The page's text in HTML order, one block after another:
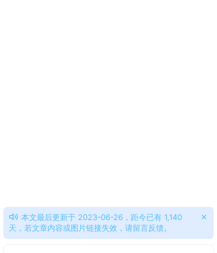
本文最后更新于 2023-06-26，距今已有 1,140
天，若文章内容或图片链接失效，请留言反馈。